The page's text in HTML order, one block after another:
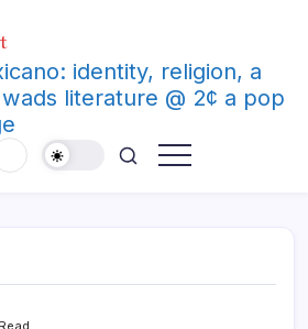
identity, religion, a
literature @ 2¢ a pop